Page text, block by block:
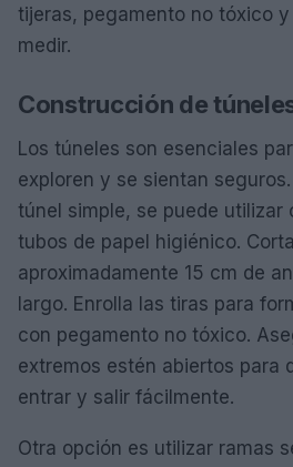
tijeras, pegamento no tóxico
medir.
Construcción de
Los túneles son esenciales
exploren y se sientan
túnel simple, se puede utilizar
tubos de papel higiénico.
aproximadamente 15 cm de
largo. Enrolla las tiras para
con pegamento no tóxico.
extremos estén abiertos para
entrar y salir fácilmente.
Otra opción es utilizar ramas